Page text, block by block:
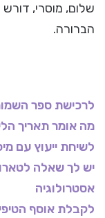
שלום, מוסרי,
הברורה.
לרכישת ספר
מה אומר תאריך
לשיחת ייעוץ עם
יש לך שאלה
אסטרולוגיה
לקבלת אוסף